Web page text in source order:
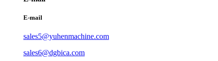
E-mail
sales5@yuhenmachine.com
sales6@dgbica.com